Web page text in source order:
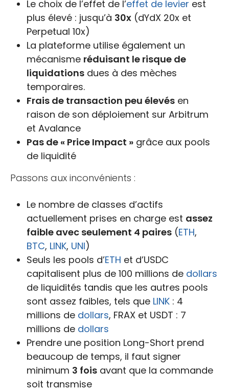
Le choix de l’effet de l’effet de levier est
plus élevé : jusqu’à 30x (dYdX 20x et
Perpetual 10x)
La plateforme utilise également un
mécanisme réduisant le risque de
liquidations dues à des mèches
temporaires.
Frais de transaction peu élevés en
raison de son déploiement sur Arbitrum
et Avalance
Pas de « Price Impact » grâce aux pools
de liquidité
Passons aux inconvénients :
Le nombre de classes d’actifs
actuellement prises en charge est assez
faible avec seulement 4 paires (ETH,
BTC, LINK, UNI)
Seuls les pools d’ETH et d’USDC
capitalisent plus de 100 millions de dollars
de liquidités tandis que les autres pools
sont assez faibles, tels que LINK : 4
millions de dollars, FRAX et USDT : 7
millions de dollars
Prendre une position Long-Short prend
beaucoup de temps, il faut signer
minimum 3 fois avant que la commande
soit transmise